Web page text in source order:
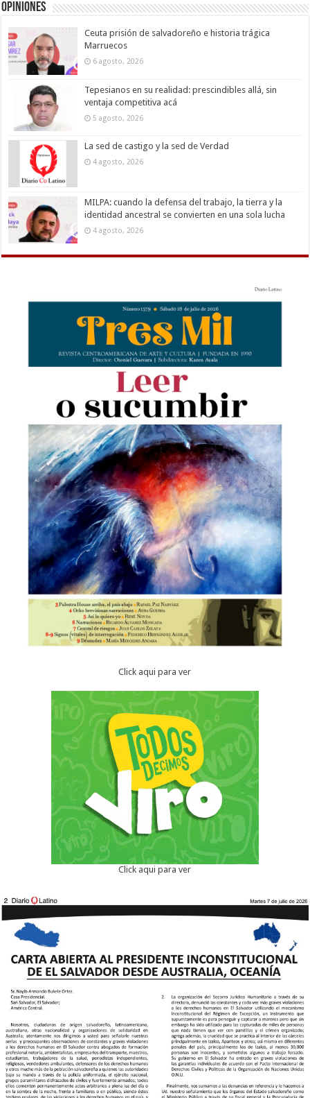
Opiniones
Ceuta prisión de salvadoreño e historia trágica
Marruecos
6 agosto, 2026
Tepesianos en su realidad: prescindibles allá, sin
ventaja competitiva acá
5 agosto, 2026
La sed de castigo y la sed de Verdad
4 agosto, 2026
MILPA: cuando la defensa del trabajo, la tierra y la
identidad ancestral se convierten en una sola lucha
4 agosto, 2026
Click aqui para ver
Click aqui para ver